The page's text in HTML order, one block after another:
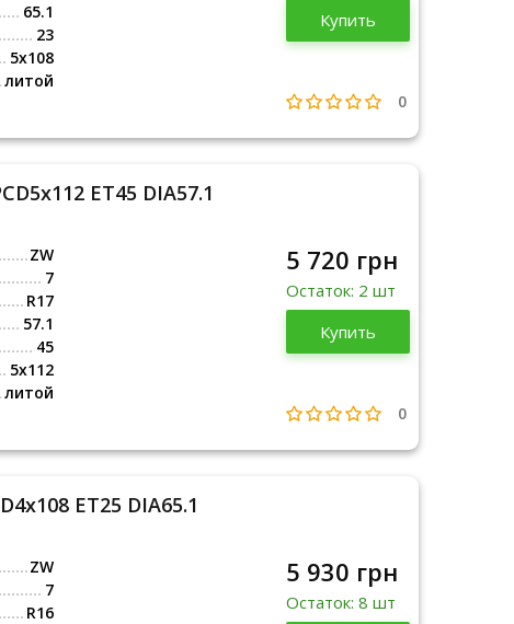
65.1
23
5x108
литой
Купить
0
ET45 DIA57.1
ZW
7
R17
57.1
45
5x112
литой
5 720 грн
Остаток: 2 шт
Купить
0
ET25 DIA65.1
ZW
7
R16
5 930 грн
Остаток: 8 шт